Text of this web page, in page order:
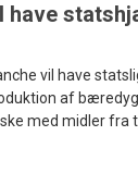
have
vil have
af
med midler fra